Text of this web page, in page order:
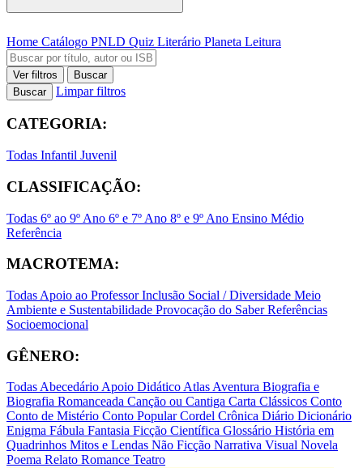
Home Catálogo PNLD Quiz Literário Planeta Leitura
Ver filtros
Buscar
Buscar
Limpar filtros
CATEGORIA:
Todas Infantil Juvenil
CLASSIFICAÇÃO:
Todas 6º ao 9º Ano 6º e 7º Ano 8º e 9º Ano Ensino Médio
Referência
MACROTEMA:
Todas Apoio ao ProfessorInclusão Social / Diversidade Meio
Ambiente e Sustentabilidade Provocação do SaberReferências
Socioemocional
GÊNERO:
TodasAbecedárioApoio DidáticoAtlasAventura Biografia e
Biografia Romanceada Canção ou Cantiga Carta Clássicos Conto
Conto de Mistério Conto PopularCordel Crônica Diário Dicionário
Enigma Fábula Fantasia Ficção Científica Glossário História em
Quadrinhos Mitos e Lendas Não Ficção Narrativa Visual Novela
Poema Relato Romance Teatro